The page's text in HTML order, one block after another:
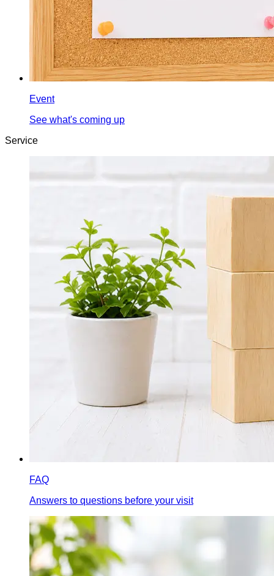
Event
See what's coming up
Service
FAQ
Answers to questions before your visit